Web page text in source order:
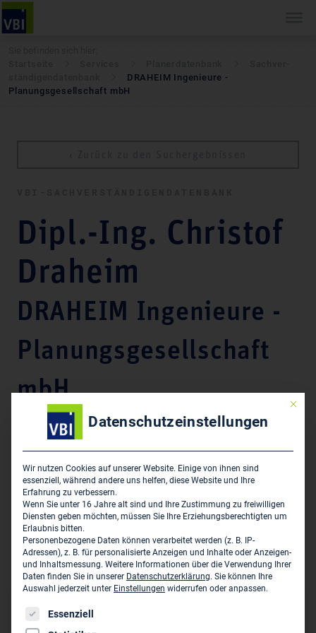
DRAHEIM Ingenieure -
Planungsgesellschaft mbH
Dipl.-Ing. Christof
Draheim
DRAHEIM Ingenieure -
Planungsgesellschaft
mbH
Sachverständigenleistungen des Mitglieds:
Tenor:
Von der Ingenieurkammer-Bau NW staatlich anerkannter
Sachverständiger für Schall- und Wärmeschutz.
Sitz des Sachverständigen
Mit
Datenschutzeinstellungen
Wir nutzen Cookies auf unserer Website. Einige von ihnen sind
essenziell, während andere uns helfen, diese Website und Ihre
Erfahrung zu verbessern.
Wenn Sie unter 16 Jahre alt sind und Ihre Zustimmung zu freiwilligen
Diensten geben möchten, müssen Sie Ihre Erziehungsberechtigten um
Erlaubnis bitten.
Personenbezogene Daten können verarbeitet werden (z. B. IP-
Adressen), z. B. für personalisierte Anzeigen und Inhalte oder Anzeigen-
und Inhaltsmessung. Weitere Informationen über die Verwendung Ihrer
Daten finden Sie in unserer Datenschutzerklärung. Sie können Ihre
Auswahl jederzeit unter Einstellungen widerrufen oder anpassen.
Es folgt eine Liste der Service-Gruppen, für die eine
Essenziell